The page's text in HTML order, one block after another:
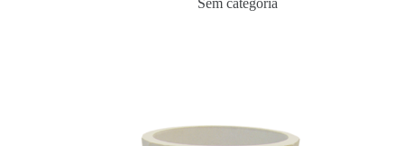
Sem categoria